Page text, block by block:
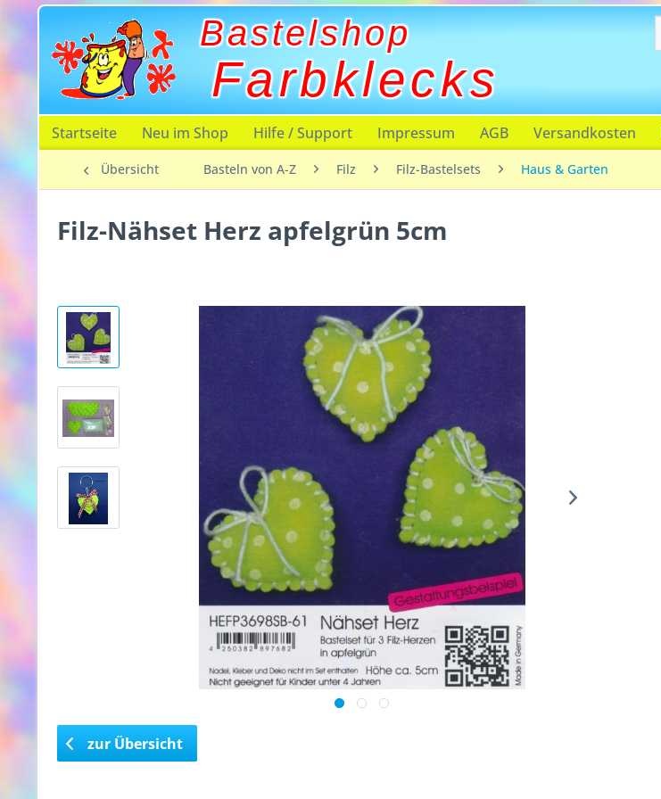
Bastelshop
Farbklecks
Startseite Neu im Shop Hilfe / Support Impressum AGB Versandkosten
Übersicht Basteln von A-Z Filz Filz-Bastelsets Haus & Garten
Filz-Nähset Herz apfelgrün 5cm
zur Übersicht